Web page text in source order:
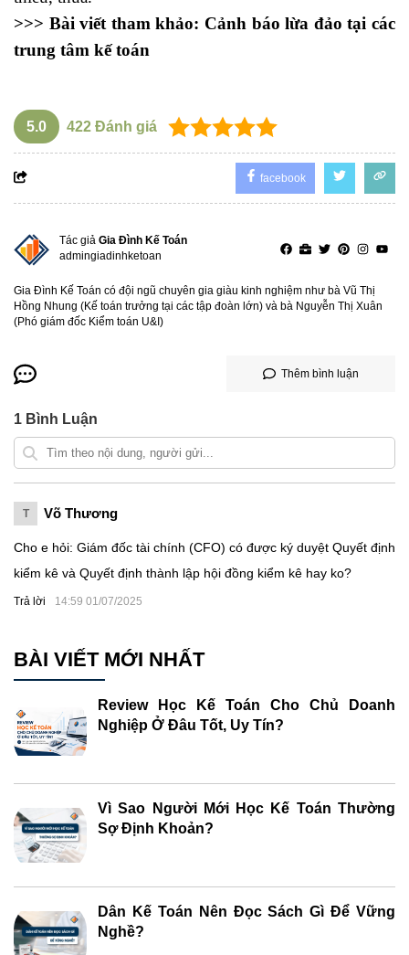
>>> Bài viết tham khảo: Cảnh báo lừa đảo tại các
trung tâm kế toán
5.0 422 Đánh giá
facebook
Tác giả Gia Đình Kế Toán
admingiadinhketoan
Gia Đình Kế Toán có đội ngũ chuyên gia giàu kinh nghiệm như bà Vũ Thị
Hồng Nhung (Kế toán trưởng tại các tập đoàn lớn) và bà Nguyễn Thị Xuân
(Phó giám đốc Kiểm toán U&I)
Thêm bình luận
1 Bình Luận
T Võ Thương
Cho e hỏi: Giám đốc tài chính (CFO) có được ký duyệt Quyết định
kiểm kê và Quyết định thành lập hội đồng kiểm kê hay ko?
Trả lời 14:59 01/07/2025
BÀI VIẾT MỚI NHẤT
Review Học Kế Toán Cho Chủ Doanh
Nghiệp Ở Đâu Tốt, Uy Tín?
Vì Sao Người Mới Học Kế Toán Thường
Sợ Định Khoản?
Dân Kế Toán Nên Đọc Sách Gì Để Vững
Nghề?